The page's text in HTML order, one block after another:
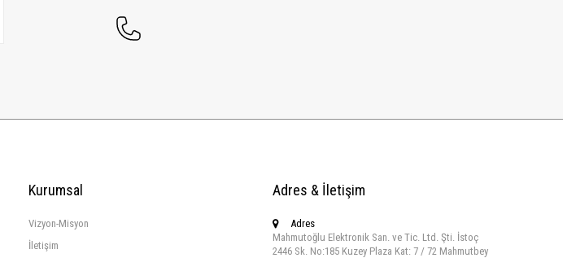
Kurumsal
Vizyon-Misyon
İletişim
Adres & İletişim
Adres
Mahmutoğlu Elektronik San. ve Tic. Ltd. Şti. İstoç
2446 Sk. No:185 Kuzey Plaza Kat: 7 / 72 Mahmutbey